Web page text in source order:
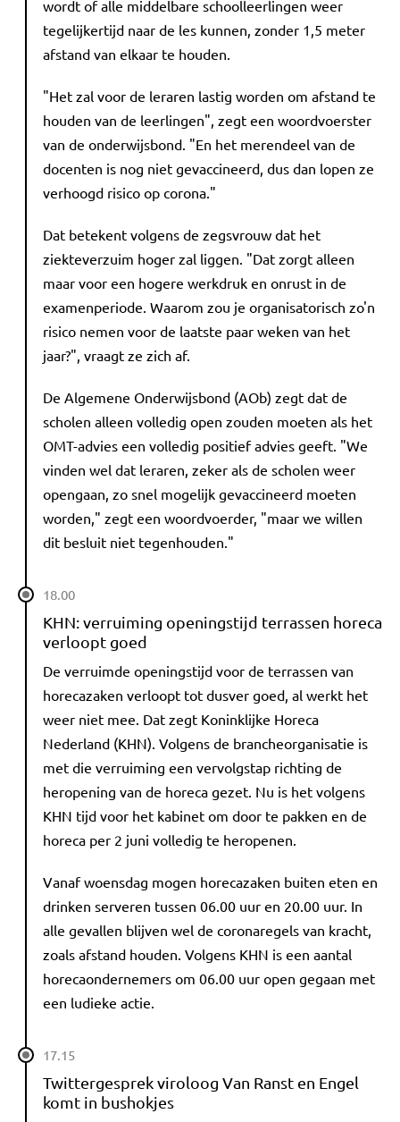
wordt of alle middelbare schoolleerlingen weer
tegelijkertijd naar de les kunnen, zonder 1,5 meter
afstand van elkaar te houden.
"Het zal voor de leraren lastig worden om afstand te
houden van de leerlingen", zegt een woordvoerster
van de onderwijsbond. "En het merendeel van de
docenten is nog niet gevaccineerd, dus dan lopen ze
verhoogd risico op corona."
Dat betekent volgens de zegsvrouw dat het
ziekteverzuim hoger zal liggen. "Dat zorgt alleen
maar voor een hogere werkdruk en onrust in de
examenperiode. Waarom zou je organisatorisch zo'n
risico nemen voor de laatste paar weken van het
jaar?", vraagt ze zich af.
De Algemene Onderwijsbond (AOb) zegt dat de
scholen alleen volledig open zouden moeten als het
OMT-advies een volledig positief advies geeft. "We
vinden wel dat leraren, zeker als de scholen weer
opengaan, zo snel mogelijk gevaccineerd moeten
worden," zegt een woordvoerder, "maar we willen
dit besluit niet tegenhouden."
18.00
KHN: verruiming openingstijd terrassen horeca
verloopt goed
De verruimde openingstijd voor de terrassen van
horecazaken verloopt tot dusver goed, al werkt het
weer niet mee. Dat zegt Koninklijke Horeca
Nederland (KHN). Volgens de brancheorganisatie is
met die verruiming een vervolgstap richting de
heropening van de horeca gezet. Nu is het volgens
KHN tijd voor het kabinet om door te pakken en de
horeca per 2 juni volledig te heropenen.
Vanaf woensdag mogen horecazaken buiten eten en
drinken serveren tussen 06.00 uur en 20.00 uur. In
alle gevallen blijven wel de coronaregels van kracht,
zoals afstand houden. Volgens KHN is een aantal
horecaondernemers om 06.00 uur open gegaan met
een ludieke actie.
17.15
Twittergesprek viroloog Van Ranst en Engel
komt in bushokjes